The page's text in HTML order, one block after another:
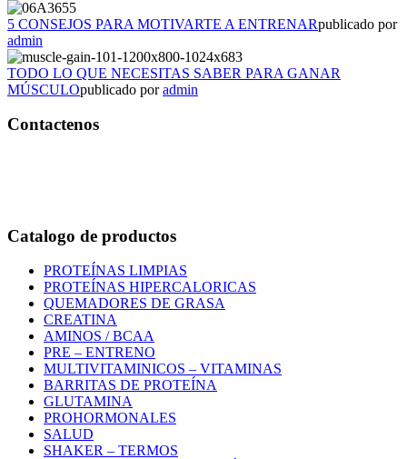
5 CONSEJOS PARA MOTIVARTE A ENTRENARpublicado por
admin
TODO LO QUE NECESITAS SABER PARA GANAR
MÚSCULOpublicado poradmin
Contactenos
Catalogo de productos
PROTEÍNAS LIMPIAS
PROTEÍNAS HIPERCALORICAS
QUEMADORES DE GRASA
CREATINA
AMINOS / BCAA
PRE – ENTRENO
MULTIVITAMINICOS – VITAMINAS
BARRITAS DE PROTEÍNA
GLUTAMINA
PROHORMONALES
SALUD
SHAKER – TERMOS